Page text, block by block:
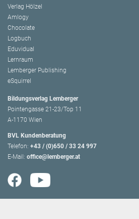
Verlag Hölzel
Amlogy
Chocolate
Logbuch
Eduvidual
Lernraum
Lemberger Publishing
eSquirrel
Bildungsverlag Lemberger
Pointengasse 21-23/Top 11
A-1170 Wien
BVL Kundenberatung
Telefon: +43 / (0)650 / 33 24 997
E-Mail: office@lemberger.at